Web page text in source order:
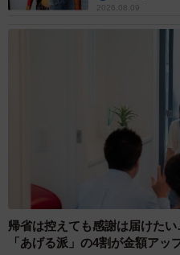
2026.08.09
帰省は控えても感謝は届けた
「あげる派」の4割が金額アッ